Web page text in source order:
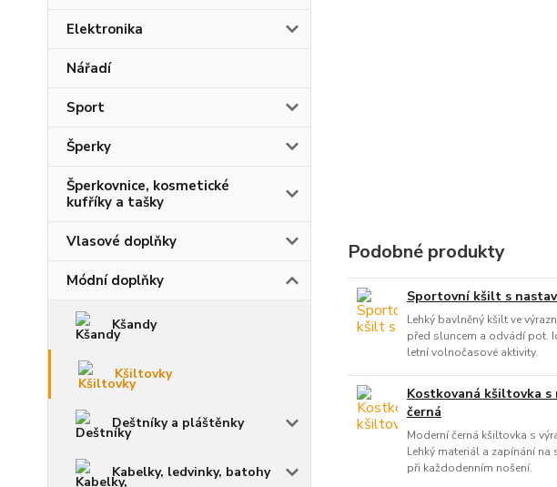
Elektronika
Nářadí
Sport
Šperky
Šperkovnice, kosmetické
kufříky a tašky
Vlasové doplňky
Módní doplňky
Kšandy
Kšiltovky
Deštníky a pláštěnky
Kabelky, ledvinky, batohy
Podobné produkty
Sportovní kšilt s
Lehký bavlněný kšilt ve
před sluncem a odvádí pot.
letní volnočasové aktivity.
Kostkovaná kšiltovka s
černá
Moderní černá kšiltovka s
Lehký materiál a zapínání
při každodenním nošení.